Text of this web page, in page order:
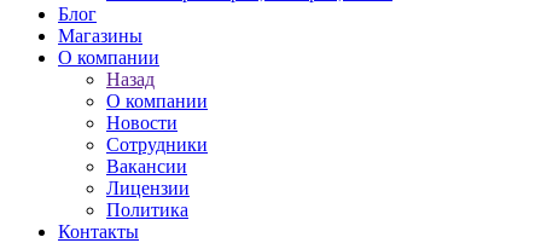
Блог
Магазины
О компании
Назад
О компании
Новости
Сотрудники
Вакансии
Лицензии
Политика
Контакты